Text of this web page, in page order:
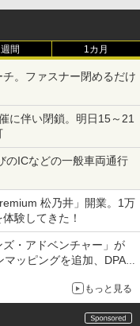
間 1カ月
。ファスナー閉めるだけ
に伴い閉鎖。明日15～21
のICなどの一般車両通行
松乃井」開業。1万
験してきた！
・アドベンチャー」が
ッピングを追加、DPA
もっと見る